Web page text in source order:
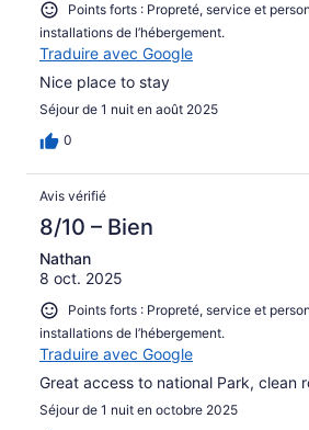
Points forts : Propreté, service et
installations de l’hébergement.
Traduire avec Google
Nice place to stay
Séjour de 1 nuit en août 2025
0
Avis vérifié
8/10 – Bien
Nathan
8 oct. 2025
Points forts : Propreté, service et
installations de l’hébergement.
Traduire avec Google
Great access to national Park, clean
Séjour de 1 nuit en octobre 2025